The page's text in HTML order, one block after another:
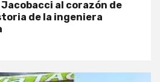
Jacobacci al corazón de
de la ingeniera